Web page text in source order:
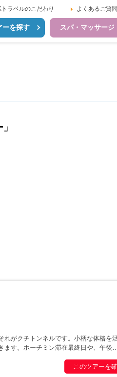
トラベルのこだわり よくあるご質問
ーを探す スパ・マッサー
がクチトンネルです。小柄な体格を
ます。ホーチミン滞在最終日や、午後
このツアーを